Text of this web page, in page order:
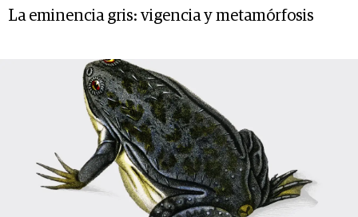
La eminencia gris: vigencia y metamórfosis